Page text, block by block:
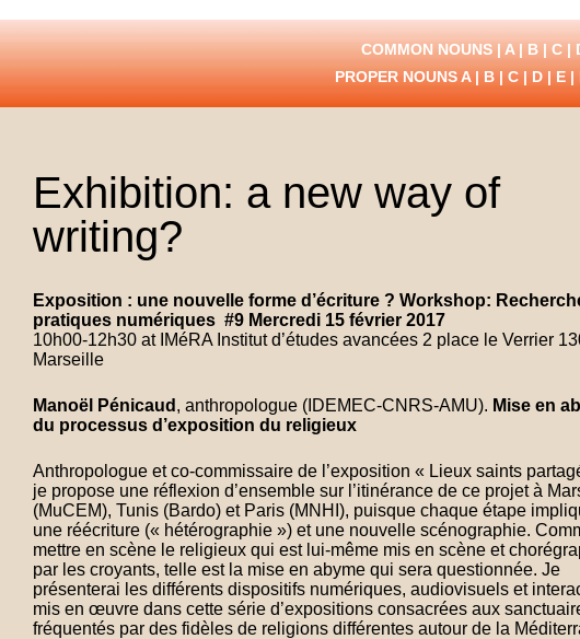
COMMON NOUNS |A|B|C|
PROPER NOUNS A| B | C | D | E |
Exhibition: a new way of
writing?
Exposition : une nouvelle forme d’écriture ? Workshop:
pratiques numériques #9 Mercredi 15 février 2017
10h00-12h30 at IMéRA Institut d’études avancées 2 place le Verrier
Marseille
Manoël Pénicaud , anthropologue (IDEMEC-CNRS-AMU). Mise en
du processus d’exposition du religieux
Anthropologue et co-commissaire de l’exposition « Lieux saints
je propose une réflexion d’ensemble sur l’itinérance de ce projet à
(MuCEM), Tunis (Bardo) et Paris (MNHI), puisque chaque étape
une réécriture (« hétérographie ») et une nouvelle scénographie.
mettre en scène le religieux qui est lui-même mis en scène et
par les croyants, telle est la mise en abyme qui sera questionnée. Je
présenterai les différents dispositifs numériques, audiovisuels et
mis en œuvre dans cette série d’expositions consacrées aux
fréquentés par des fidèles de religions différentes autour de la